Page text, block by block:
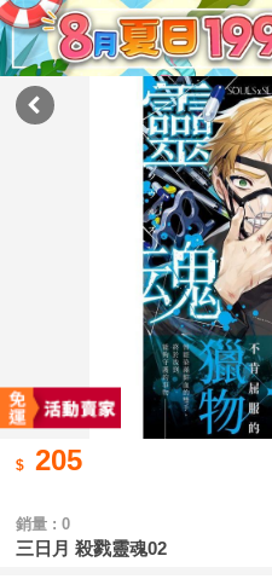
205
銷量 : 0
三日月 殺戮靈魂02